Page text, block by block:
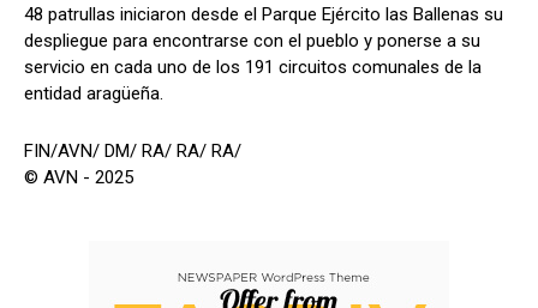
48 patrullas iniciaron desde el Parque Ejército las Ballenas su
despliegue para encontrarse con el pueblo y ponerse a su
servicio en cada uno de los 191 circuitos comunales de la
entidad aragüeña.
FIN/AVN/ DM/ RA/ RA/ RA/
© AVN - 2025